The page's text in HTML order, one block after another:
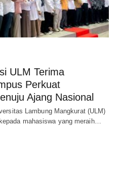
ULM Terima
Perkuat
Ajang Nasional
Lambung Mangkurat (ULM)
mahasiswa yang meraih…